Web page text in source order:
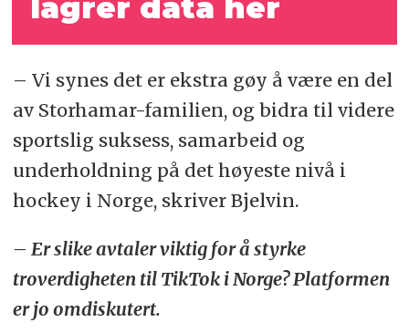
lagrer data her
– Vi synes det er ekstra gøy å være en del
av Storhamar-familien, og bidra til videre
sportslig suksess, samarbeid og
underholdning på det høyeste nivå i
hockey i Norge, skriver Bjelvin.
– Er slike avtaler viktig for å styrke
troverdigheten til TikTok i Norge? Platformen
er jo omdiskutert.